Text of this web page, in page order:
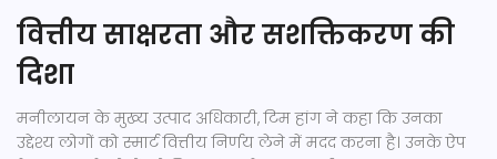
वित्तीय साक्षरता और सशक्तिकरण की
दिशा
मनीलायन के मुख्य उत्पाद अधिकारी, टिम हांग ने कहा कि उनका
उद्देश्य लोगों को स्मार्ट वित्तीय निर्णय लेने में मदद करना है। उनके ऐप